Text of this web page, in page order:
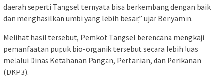
daerah seperti Tangsel ternyata bisa berkembang dengan baik
dan menghasilkan umbi yang lebih besar,” ujar Benyamin.
Melihat hasil tersebut, Pemkot Tangsel berencana mengkaji
pemanfaatan pupuk bio-organik tersebut secara lebih luas
melalui Dinas Ketahanan Pangan, Pertanian, dan Perikanan
(DKP3).